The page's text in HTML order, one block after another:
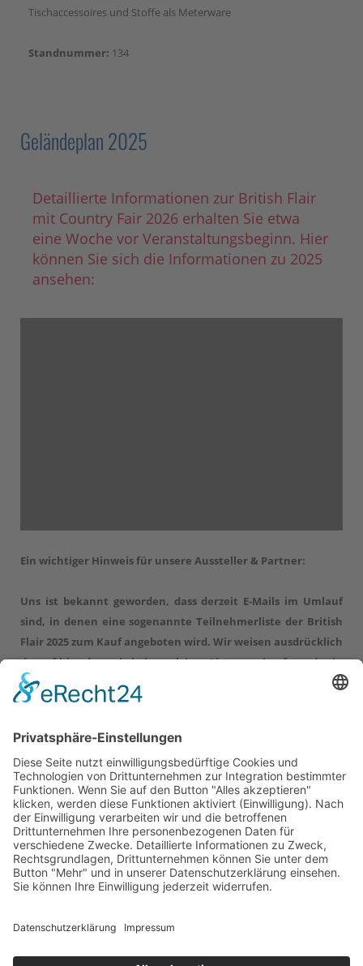
Tischaccessoires und Stoffe als Meterware
Standnummer: 134
Geländeplan 2025
Detaillierte Informationen zur British Flair
mit Country Fair 2026 erhalten Sie etwa
eine Woche vor Veranstaltungsbeginn. Hier
können Sie sich die Informationen zu 2025
ansehen:
Ein wichtiger Hinweis für unsere Aussteller & Partner:
Uns ist bekannt geworden, dass derzeit E-Mails im Umlauf
sind, in denen eine sogenannte Teilnehmerliste der British
Flair 2025 zum Kauf angeboten wird. Wir weisen ausdrücklich
darauf hin, dass wir keine solchen Listen verkaufen oder in
Auftrag gegeben haben. Wir ordnen diese Vorfälle als sehr
kritisch ein.Bitte ignorieren Sie diese Nachrichten und
weiter.
© 2026 Das AgenturHaus GmbH . Warnhinweis. Datenschutz.
Impressum
Folgen Sie uns aufFACEBOOK&INSTAGRAM